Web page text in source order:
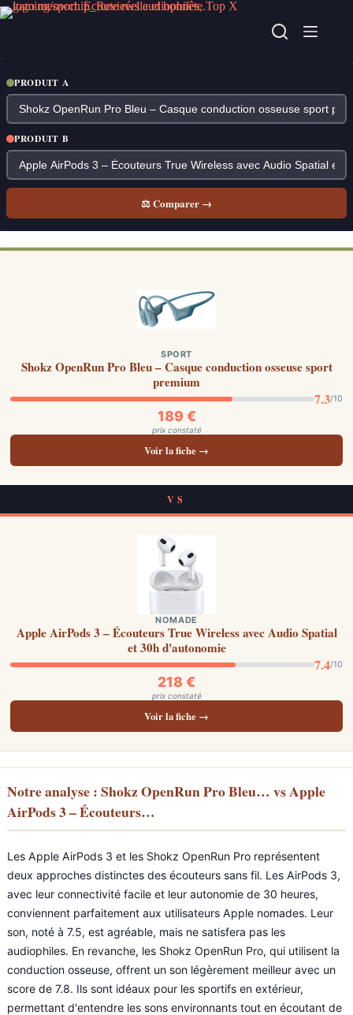
Passer
au
PRODUIT A
PRODUIT B
⚖ Comparer →
SPORT
Shokz OpenRun Pro Bleu – Casque conduction osseuse sport
premium
7.3/10
189 €
prix constaté
Voir la fiche →
VS
NOMADE
Apple AirPods 3 – Écouteurs True Wireless avec Audio Spatial
et 30h d'autonomie
7.4/10
218 €
prix constaté
Voir la fiche →
Notre analyse : Shokz OpenRun Pro Bleu… vs Apple
AirPods 3 – Écouteurs…
Les Apple AirPods 3 et les Shokz OpenRun Pro représentent
deux approches distinctes des écouteurs sans fil. Les AirPods 3,
avec leur connectivité facile et leur autonomie de 30 heures,
conviennent parfaitement aux utilisateurs Apple nomades. Leur
son, noté à 7.5, est agréable, mais ne satisfera pas les
audiophiles. En revanche, les Shokz OpenRun Pro, qui utilisent la
conduction osseuse, offrent un son légèrement meilleur avec un
score de 7.8. Ils sont idéaux pour les sportifs en extérieur,
permettant d'entendre les sons environnants tout en écoutant de